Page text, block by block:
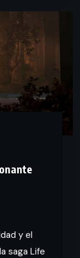
y el
saga Life